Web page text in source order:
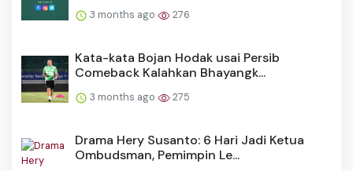
3 months ago 276
Kata-kata Bojan Hodak usai Persib
Comeback Kalahkan Bhayangk...
3 months ago 275
Drama Hery Susanto: 6 Hari Jadi Ketua
Ombudsman, Pemimpin Le...